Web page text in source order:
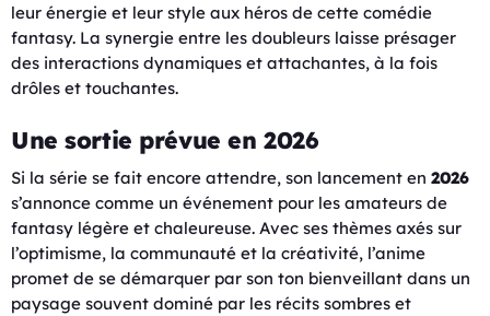
leur énergie et leur style aux héros de cette comédie
fantasy. La synergie entre les doubleurs laisse présager
des interactions dynamiques et attachantes, à la fois
drôles et touchantes.
Une sortie prévue en 2026
Si la série se fait encore attendre, son lancement en 2026
s’annonce comme un événement pour les amateurs de
fantasy légère et chaleureuse. Avec ses thèmes axés sur
l’optimisme, la communauté et la créativité, l’anime
promet de se démarquer par son ton bienveillant dans un
paysage souvent dominé par les récits sombres et